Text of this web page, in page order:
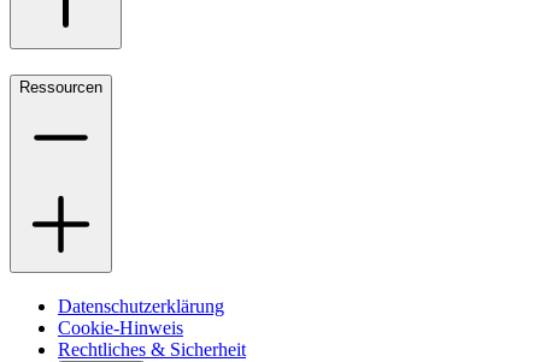
Ressourcen
Datenschutzerklärung
Cookie-Hinweis
Rechtliches & Sicherheit